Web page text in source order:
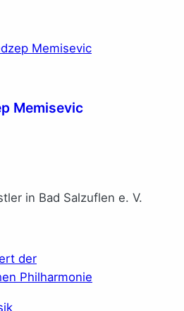
Memisevic
in Bad Salzuflen e. V.